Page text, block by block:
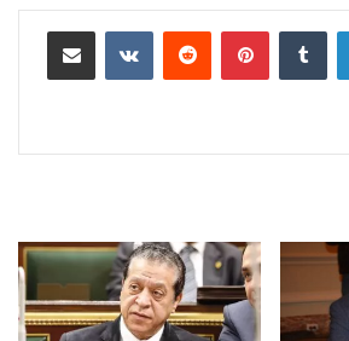
لينكدإن بينتيريست
مشاركة عبر البريد